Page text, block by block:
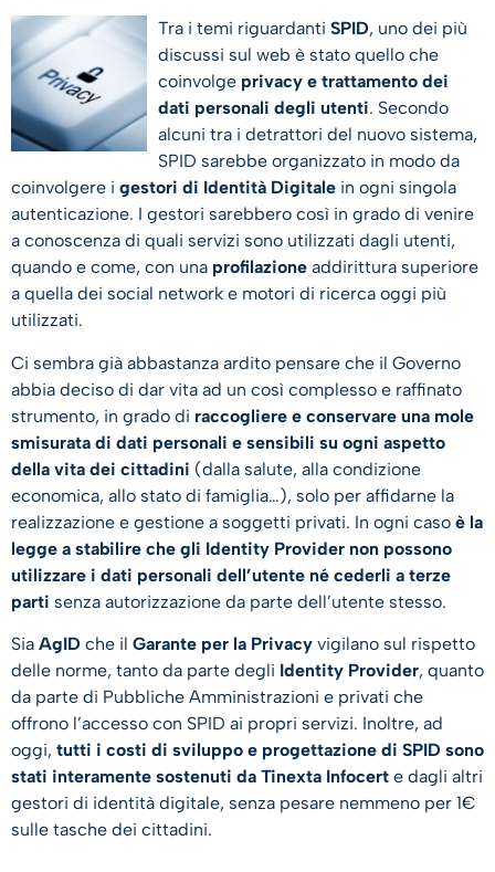
Tra i temi riguardanti SPID, uno dei più
discussi sul web è stato quello che
coinvolge privacy e trattamento dei
dati personali degli utenti. Secondo
alcuni tra i detrattori del nuovo sistema,
SPID sarebbe organizzato in modo da
coinvolgere i gestori di Identità Digitale in ogni singola
autenticazione. I gestori sarebbero così in grado di venire
a conoscenza di quali servizi sono utilizzati dagli utenti,
quando e come, con una profilazione addirittura superiore
a quella dei social network e motori di ricerca oggi più
utilizzati.
Ci sembra già abbastanza ardito pensare che il Governo
abbia deciso di dar vita ad un così complesso e raffinato
strumento, in grado di raccogliere e conservare una mole
smisurata di dati personali e sensibili su ogni aspetto
della vita dei cittadini (dalla salute, alla condizione
economica, allo stato di famiglia…), solo per affidarne la
realizzazione e gestione a soggetti privati. In ogni caso è la
legge a stabilire che gli Identity Provider non possono
utilizzare i dati personali dell’utente né cederli a terze
parti senza autorizzazione da parte dell’utente stesso.
Sia AgID che il Garante per la Privacy vigilano sul rispetto
delle norme, tanto da parte degli Identity Provider, quanto
da parte di Pubbliche Amministrazioni e privati che
offrono l’accesso con SPID ai propri servizi. Inoltre, ad
oggi, tutti i costi di sviluppo e progettazione di SPID sono
stati interamente sostenuti da Tinexta Infocert e dagli altri
gestori di identità digitale, senza pesare nemmeno per 1€
sulle tasche dei cittadini.